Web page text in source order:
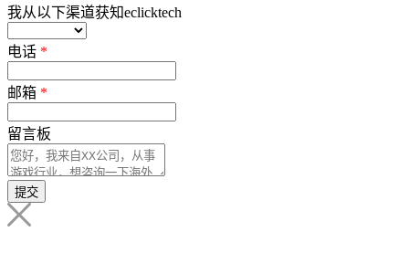
我从以下渠道获知eclicktech
电话 *
邮箱 *
留言板
提交